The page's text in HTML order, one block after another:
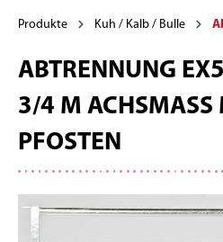
Produkte Kuh / Kalb / Bulle
ABTRENNUNG
3/4 M ACHSMASS
FOSTEN